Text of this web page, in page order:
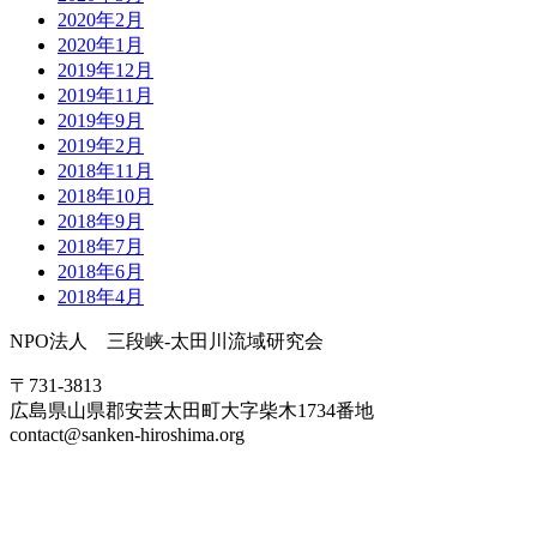
2020年2月
2020年1月
2019年12月
2019年11月
2019年9月
2019年2月
2018年11月
2018年10月
2018年9月
2018年7月
2018年6月
2018年4月
NPO法人 三段峡-太田川流域研究会
〒731-3813
広島県山県郡安芸太田町大字柴木1734番地
contact@sanken-hiroshima.org